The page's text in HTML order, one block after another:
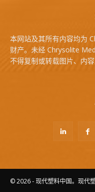
本网站及其所有内容均为
财产。未经 Chrysolite
不得复制或转载图片、内容
© 2026 - 现代塑料中国。现代